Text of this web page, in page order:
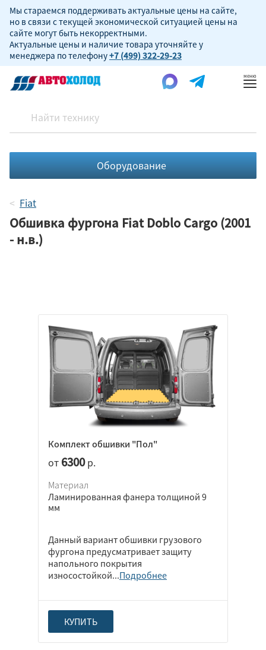
Мы стараемся поддерживать актуальные цены на сайте,
но в связи с текущей экономической ситуацией цены на
сайте могут быть некорректными.
Актуальные цены и наличие товара уточняйте у
менеджера по телефону+7 (499) 322-29-23
Оборудование
Fiat
Обшивка фургона Fiat Doblo Cargo (2001
- н.в.)
Комплект обшивки "Пол"
от 6300р.
Материал
Ламинированная фанера толщиной 9
мм
Данный вариант обшивки грузового
фургона предусматривает защиту
напольного покрытия
износостойкой...Подробнее
КУПИТЬ